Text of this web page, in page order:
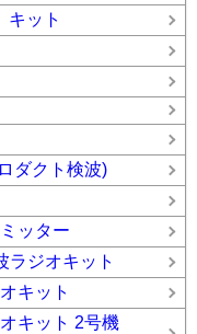
ット
ダクト検波)
ッター
ラジオキット
キット
キット 2号機